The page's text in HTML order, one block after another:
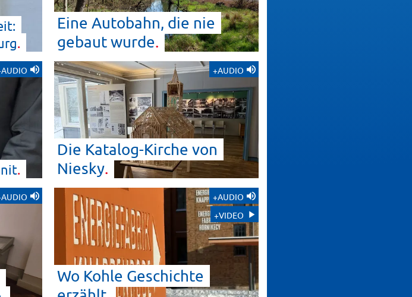
Eine Autobahn, die nie
gebautwurde
Die Katalog-Kirche von
Niesky
+AUDIO
Wo Kohle Geschichte
+AUDIO
+VIDEO